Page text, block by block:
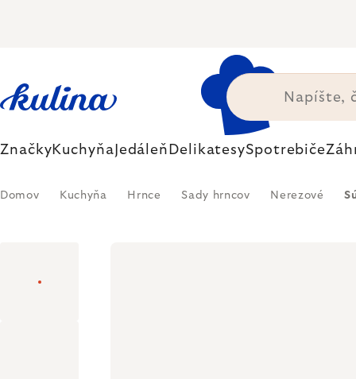
ZnačkyKuchyňa Jedáleň DelikatesySpotrebiče
Domov Kuchyňa Hrnce Sady hrncov Nerezové